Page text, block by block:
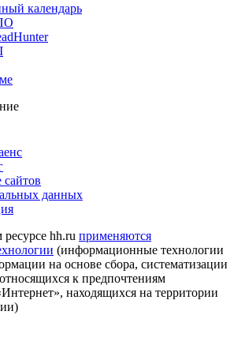
календарь
сайтов
данных
hh.ru применяются
(информационные технологии
на основе сбора, систематизации
к предпочтениям
находящихся на территории